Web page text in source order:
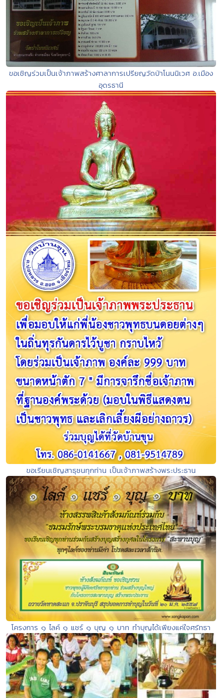
ขอเชิญร่วมเป็นเจ้าภาพสร้างศาลาการเปรียญวัดป่าโนนนิเวศ อ.เมือง
อุดรธานี
ขอเรียนเชิญสาธุชนทุกท่าน เป็นเจ้าภาพสร้างพระประธาน
โครงการ ๑ ไลค์ ๑ แชร์ ๑ บุญ ๑ บาท ทำบุญได้เพียงแค่ใจศรัทธา